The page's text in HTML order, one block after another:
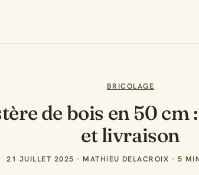
BRICOLAGE
de bois en 50 cm
et livraison
21 JUILLET 2025 · MATHIEU DELACROIX · 5